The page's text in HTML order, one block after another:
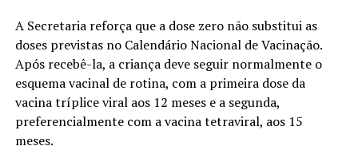
A Secretaria reforça que a dose zero não substitui as
doses previstas no Calendário Nacional de Vacinação.
Após recebê-la, a criança deve seguir normalmente o
esquema vacinal de rotina, com a primeira dose da
vacina tríplice viral aos 12 meses e a segunda,
preferencialmente com a vacina tetraviral, aos 15
meses.